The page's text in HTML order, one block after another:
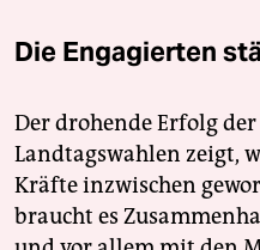
Die Engagierten
Der drohende Erfolg
Landtagswahlen zeigt,
Kräfte inzwischen
braucht es